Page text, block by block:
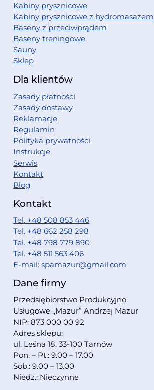
Kabiny prysznicowe
Kabiny prysznicowe z hydromasażem
Baseny z przeciwprądem
Baseny treningowe
Sauny
Sklep
Dla klientów
Zasady płatności
Zasady dostawy
Reklamacje
Regulamin
Polityka prywatności
Instrukcje
Serwis
Kontakt
Blog
Kontakt
Tel. +48 508 853 446
Tel. +48 662 258 298
Tel. +48 798 779 890
Tel. +48 511 563 406
E-mail: spamazur@gmail.com
Dane firmy
Przedsiębiorstwo Produkcyjno
Usługowe ,,Mazur” Andrzej Mazur
NIP: 873 000 00 92
Adres sklepu:
ul. Leśna 18, 33-100 Tarnów
Pon. – Pt.: 9.00 – 17.00
Sob.: 9.00 – 13.00
Niedz.: Nieczynne